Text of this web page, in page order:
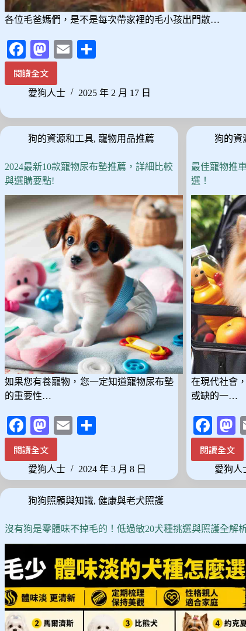
各位毛爸媽們，是不是每次帶家裡的毛小孩出門散…
Fa
ce
bo
M
as
to
n
E
ail
閱讀全文
狗
狗
背
帶
推
5
款
防
爆
衝、
防
設
計，
讓
遛
狗
更
安
心！
愛狗人士 2025 年 2 月 17 日
狗的資源和工具, 寵物用品推薦
2024最新10款寵物尿布墊推薦，詳細比較
與選購要點!
如果您有養寵物，您一定知道寵物尿布墊
的重要性…
Fa
ce
bo
ok
M
as
to
do
n
E
ail
閱讀全文
2024
最
新
10
款
物
尿
墊
推
薦，
詳
細
比
愛狗人士 2024 年 3 月 8 日
狗的資
最佳寵物推
選！
在現代社會
或缺的一…
Fa
ce
bo
ok
as
閱讀全文
最
佳
寵
物
推
薦：
銷
排
名
前
12
款
愛狗人
狗狗照顧與知識, 健康與老犬照護
沒有狗是零體味不掉毛的！低過敏20犬種挑選與照護全解